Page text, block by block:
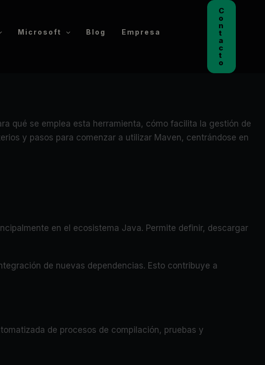
Microsoft Blog
Empresa
C
o
n
t
a
c
t
o
qué se emplea esta herramienta, cómo facilita la gestión de
y pasos para comenzar a utilizar Maven, centrándose en
en el ecosistema Java. Permite definir, descargar
de nuevas dependencias. Esto contribuye a
de procesos de compilación, pruebas y